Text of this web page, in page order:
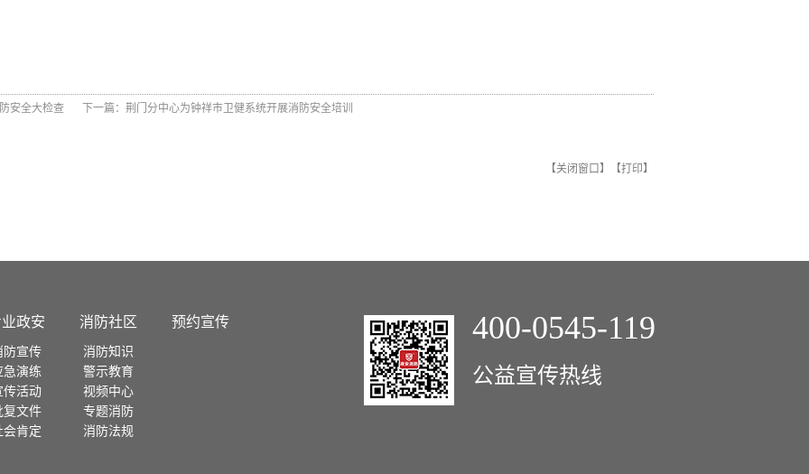
安全大检查 下一篇： 荆门分中心为钟祥市卫健系统开展消防安全培训
【关闭窗口 】【打印】
政安
防宣传
急演练
传活动
复文件
会肯定
消防社区
消防知识
警示教育
视频中心
专题消防
消防法规
预约宣传 400-0545-119
公益宣传热线